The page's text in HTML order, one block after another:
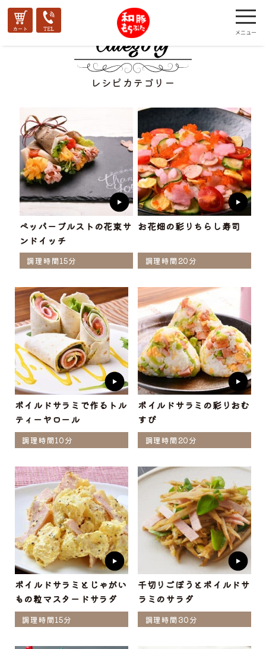
レシピカテゴリー
ペッパーブルストの花束サ
ンドイッチ
調理時間15分
お花畑の彩りちらし寿司
調理時間20分
ボイルドサラミで作るトル
ティーヤロール
調理時間10分
ボイルドサラミの彩りおむ
すび
調理時間20分
ボイルドサラミとじゃがい
もの粒マスタードサラダ
調理時間15分
千切りごぼうとボイルドサ
ラミのサラダ
調理時間30分